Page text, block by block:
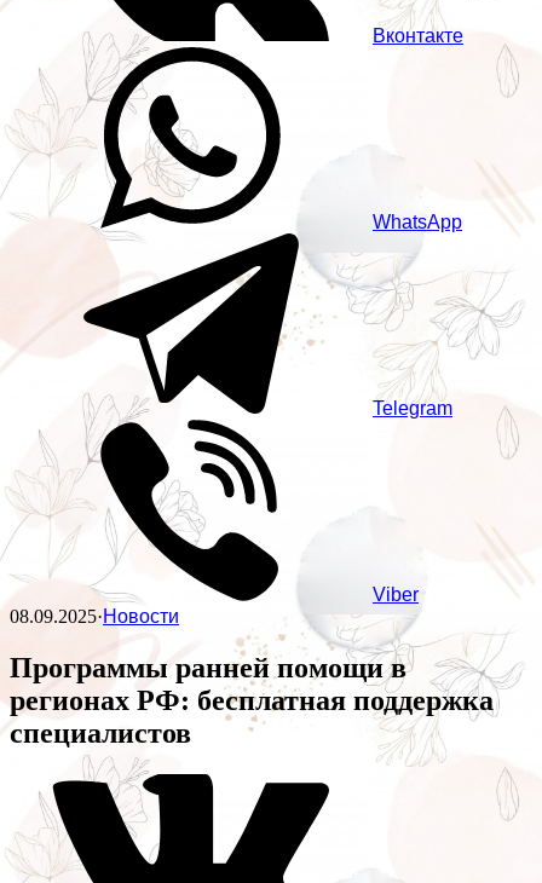
Вконтакте
WhatsApp
Telegram
Viber
08.09.2025·Новости
Программы ранней помощи в
регионах РФ: бесплатная поддержка
специалистов